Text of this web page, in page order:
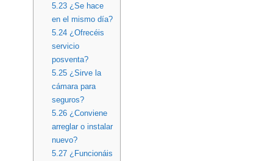
5.23¿Se hace
en el mismo día?
5.24¿Ofrecéis
servicio
posventa?
5.25¿Sirve la
cámara para
seguros?
5.26¿Conviene
arreglar o instalar
nuevo?
5.27¿Funcionáis